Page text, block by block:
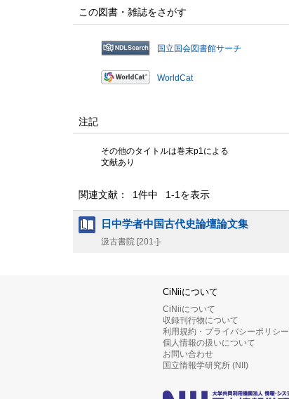
この図書・雑誌をさがす
国立国会図書館サーチ
WorldCat
注記
その他のタイトルは巻末p1による
文献あり
関連文献： 1件中 1-1を表示
日中学者中国古代史論壇論文集
汲古書院 [201-]-
CiNiiについて
CiNiiについて
収録刊行物について
利用規約・プライバシーポリシー
個人情報の扱いについて
お問い合わせ
国立情報学研究所 (NII)